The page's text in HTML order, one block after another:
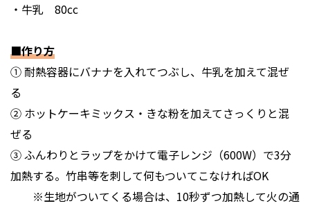
・牛乳 80cc
■作り方
① 耐熱容器にバナナを入れてつぶし、牛乳を加えて混ぜ
る
② ホットケーキミックス・きな粉を加えてさっくりと混
ぜる
③ ふんわりとラップをかけて電子レンジ（600W）で3分
加熱する。竹串等を刺して何もついてこなければOK
※生地がついてくる場合は、10秒ずつ加熱して火の通